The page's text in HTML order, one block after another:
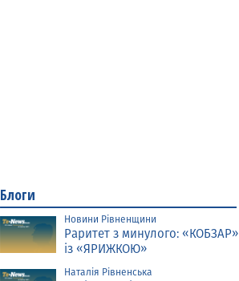
Блоги
Новини Рівненщини
Раритет з минулого: «КОБЗАР»
із «ЯРИЖКОЮ»
Наталія Рівненська